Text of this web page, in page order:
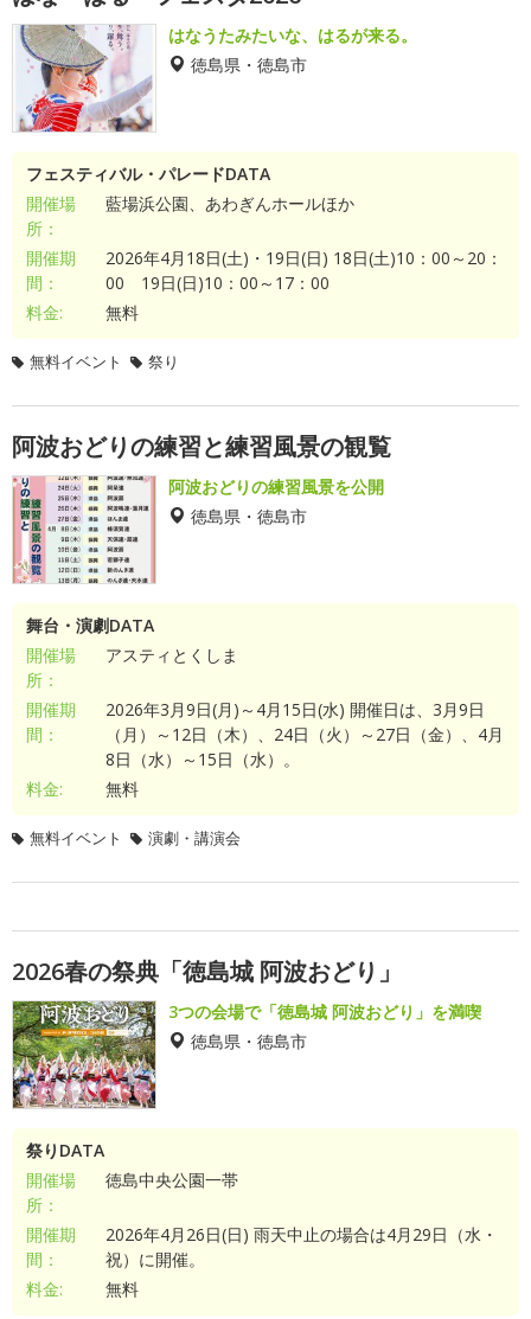
はなうたみたいな、はるが来る。
徳島県・徳島市
フェスティバル・パレードDATA
開催場
所：
藍場浜公園、あわぎんホールほか
開催期
間：
2026年4月18日(土)・19日(日) 18日(土)10：00～20：
00 19日(日)10：00～17：00
料金:
無料
無料イベント 祭り
阿波おどりの練習と練習風景の観覧
阿波おどりの練習風景を公開
徳島県・徳島市
舞台・演劇DATA
開催場
所：
アスティとくしま
開催期
間：
2026年3月9日(月)～4月15日(水) 開催日は、3月9日
（月）～12日（木）、24日（火）～27日（金）、4月
8日（水）～15日（水）。
料金:
無料
無料イベント 演劇・講演会
2026春の祭典「徳島城 阿波おどり」
3つの会場で「徳島城 阿波おどり」を満喫
徳島県・徳島市
祭りDATA
開催場
所：
徳島中央公園一帯
開催期
間：
2026年4月26日(日) 雨天中止の場合は4月29日（水・
祝）に開催。
料金:
無料